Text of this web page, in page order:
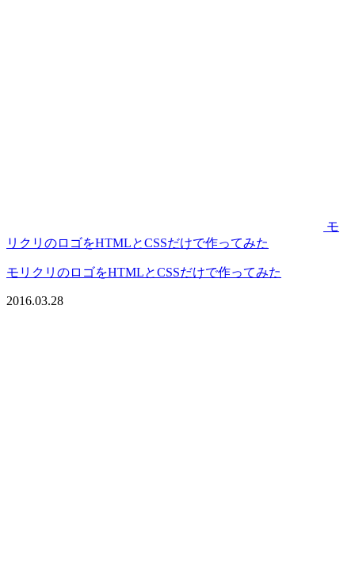
モ
リクリのロゴをHTMLとCSSだけで作ってみた
モリクリのロゴをHTMLとCSSだけで作ってみた
2016.03.28